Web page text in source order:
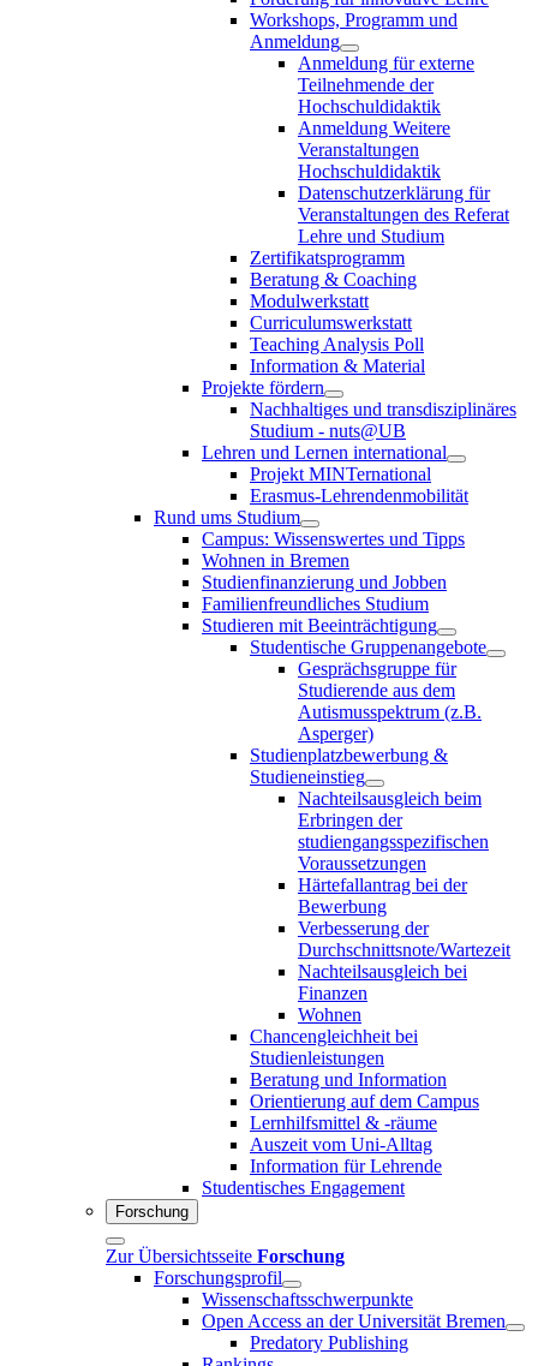
Workshops, Programm und
Anmeldung
Anmeldung für externe
Teilnehmende der
Hochschuldidaktik
Anmeldung Weitere
Veranstaltungen
Hochschuldidaktik
Datenschutzerklärung für
Veranstaltungen des Referat
Lehre und Studium
Zertifikatsprogramm
Beratung & Coaching
Modulwerkstatt
Curriculumswerkstatt
Teaching Analysis Poll
Information & Material
Projekte fördern
Nachhaltiges und transdisziplinäres
Studium - nuts@UB
Lehren und Lernen international
Projekt MINTernational
Erasmus-Lehrendenmobilität
Rund ums Studium
Campus: Wissenswertes und Tipps
Wohnen in Bremen
Studienfinanzierung und Jobben
Familienfreundliches Studium
Studieren mit Beeinträchtigung
Studentische Gruppenangebote
Gesprächsgruppe für
Studierende aus dem
Autismusspektrum (z.B.
Asperger)
Studienplatzbewerbung &
Studieneinstieg
Nachteilsausgleich beim
Erbringen der
studiengangsspezifischen
Voraussetzungen
Härtefallantrag bei der
Bewerbung
Verbesserung der
Durchschnittsnote/Wartezeit
Nachteilsausgleich bei
Finanzen
Wohnen
Chancengleichheit bei
Studienleistungen
Beratung und Information
Orientierung auf dem Campus
Lernhilfsmittel & -räume
Auszeit vom Uni-Alltag
Information für Lehrende
Studentisches Engagement
Forschung
Zur Übersichtsseite Forschung
Forschungsprofil
Wissenschaftsschwerpunkte
Open Access an der Universität Bremen
Predatory Publishing